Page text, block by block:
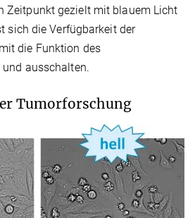
Zeitpunkt gezielt mit blauem Licht
sich die Verfügbarkeit der
die Funktion des
ausschalten.
Tumorforschung